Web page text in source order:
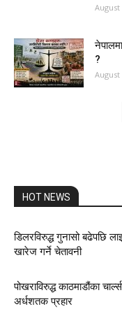
August
?
August
HOT NEWS
डिलरविरुद्ध गुनासो बढेपछि
खारेज गर्ने चेतावनी
पोखराविरुद्ध काठमाडौंका
अर्धशतक प्रहार